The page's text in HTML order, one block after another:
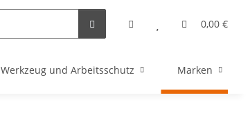
0,00 €
Werkzeug und Arbeitsschutz Marken